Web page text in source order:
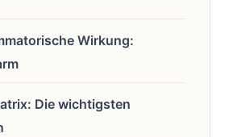
Wirkung:
Die wichtigsten